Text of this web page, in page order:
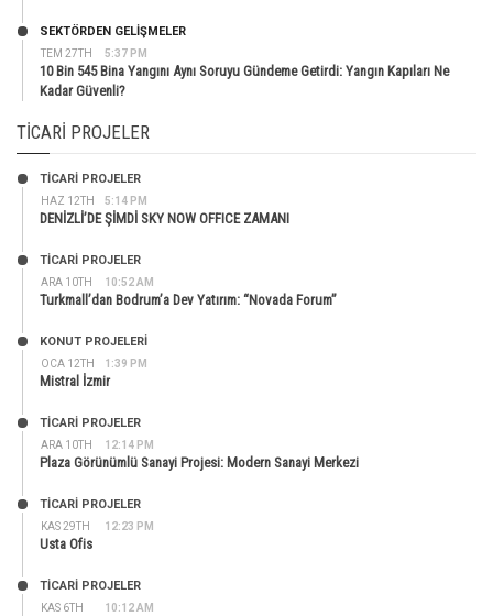
TEM 27TH 5:37 PM
SEKTÖRDEN GELIŞMELER
10 Bin 545 Bina Yangını Aynı Soruyu Gündeme Getirdi: Yangın Kapıları Ne
Kadar Güvenli?
TICARI PROJELER
HAZ 12TH 5:14 PM
TİCARİ PROJELER
DENİZLİ’DE ŞİMDİ SKY NOW OFFICE ZAMANI
ARA 10TH 10:52 AM
TİCARİ PROJELER
Turkmall’dan Bodrum’a Dev Yatırım: “Novada Forum”
OCA 12TH 1:39 PM
KONUT PROJELERI
Mistral İzmir
ARA 10TH 12:14 PM
TİCARİ PROJELER
Plaza Görünümlü Sanayi Projesi: Modern Sanayi Merkezi
KAS 29TH 12:23 PM
TİCARİ PROJELER
Usta Ofis
KAS 6TH 10:12 AM
TİCARİ PROJELER